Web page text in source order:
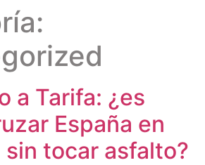
a Tarifa: ¿es
España en
tocar asfalto?